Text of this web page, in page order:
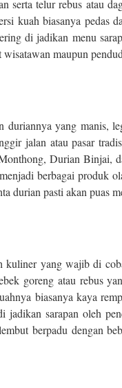
serta telur rebus atau
kuah biasanya pedas
di jadikan menu
maupun
duriannya yang manis,
jalan atau pasar
Durian Binjai,
berbagai produk
durian pasti akan puas
kuliner yang wajib di
goreng atau rebus
biasanya kaya
jadikan sarapan oleh
berpadu dengan